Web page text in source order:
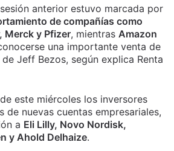
anterior estuvo marcada por
de compañías como
Merck y Pfizer, mientras Amazon
una importante venta de
Jeff Bezos, según explica Renta
este miércoles los inversores
de nuevas cuentas empresariales,
a Eli Lilly, Novo Nordisk,
y Ahold Delhaize.